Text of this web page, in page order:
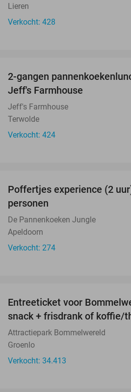
Lieren
Verkocht: 428
2-gangen
Jeff's Farmhouse
Jeff's Farmhouse
Terwolde
Verkocht: 424
Poffertjes experience (2
personen
De Pannenkoeken Jungle
Apeldoorn
Verkocht: 274
Entreeticket voor
snack + frisdrank of koffie/
Attractiepark Bommelwereld
Groenlo
Verkocht: 34.413